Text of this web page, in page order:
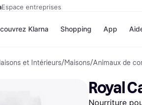
Espace entreprises
Klarna
Options de
paiement
Payer maintenant
Paiement en 3 fois
Shopping
Magasins
Airbnb
Temu
App
et Intérieurs/Maisons/Animaux de
Royal
Nourriture